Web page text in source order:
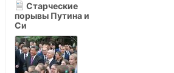
Старческие
порывы Путина и
Си